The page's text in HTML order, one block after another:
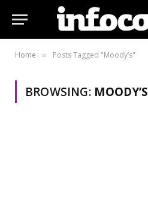
Home » Posts Tagged "Moody’s"
BROWSING: MOODY’S